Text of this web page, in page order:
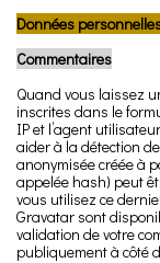
Données
Commentaires
Quand vous laissez
inscrites dans le
IP et l’agent
aider à la détection
anonymisée créée à
appelée hash) peut
vous utilisez ce
Gravatar sont
validation de votre
publiquement à côté